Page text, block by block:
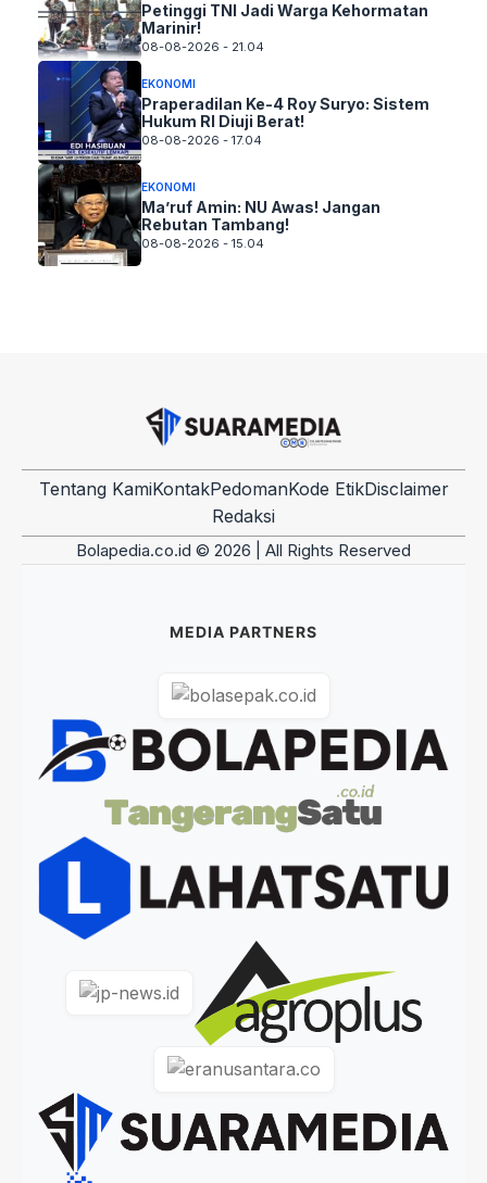
Petinggi TNI Jadi Warga Kehormatan
Marinir!
08-08-2026 - 21.04
EKONOMI
Praperadilan Ke-4 Roy Suryo: Sistem
Hukum RI Diuji Berat!
08-08-2026 - 17.04
EKONOMI
Ma’ruf Amin: NU Awas! Jangan
Rebutan Tambang!
08-08-2026 - 15.04
Tentang KamiKontakPedomanKode EtikDisclaimer
Redaksi
Bolapedia.co.id © 2026 | All Rights Reserved
MEDIA PARTNERS